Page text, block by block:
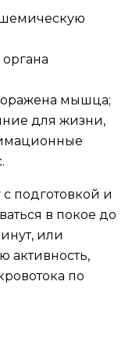
мышца;
для жизни,
подготовкой и
в покое до
или
активность,
по